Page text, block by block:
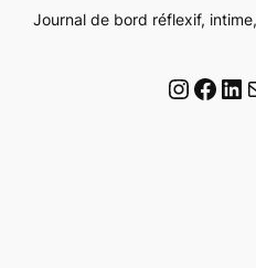
Journal de bord réflexif,
Instagram Facebook LinkedIn Email